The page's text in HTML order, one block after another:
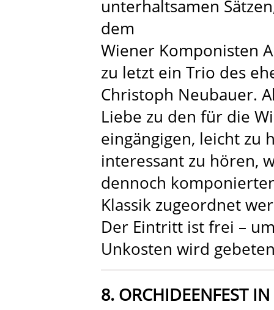
unterhaltsamen
dem
Wiener Komponisten
zu letzt ein Trio des
Christoph Neubauer.
Liebe zu den für die
eingängigen, leicht zu
interessant zu hören,
dennoch
Klassik zugeordnet
Der Eintritt ist frei –
Unkosten wird
8. ORCHIDEENFEST